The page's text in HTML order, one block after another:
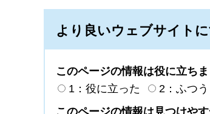
より良いウェブサイト
このページの情報は役に立ち
1：役に立った
2：ふつう